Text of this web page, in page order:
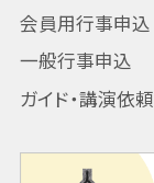
会員用行事申込
一般行事申込
ガイド・講演依頼